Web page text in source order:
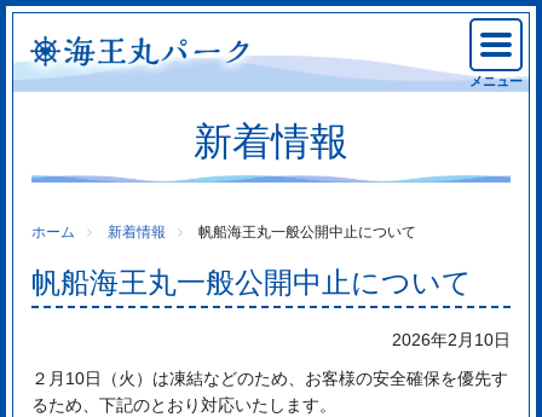
メニュー
新着情報
ホーム 新着情報 帆船海王丸一般公開中止について
帆船海王丸一般公開中止について
2026年2月10日
２月10日（火）は凍結などのため、お客様の安全確保を優先す
るため、下記のとおり対応いたします。